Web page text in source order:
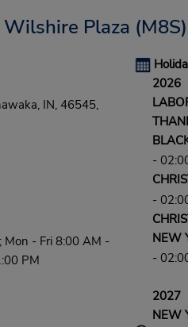
Plaza (M8S)
IN, 46545,
Mon - Fri 8:00 AM -
PM
2026
-
-
NEW
-
2027
NEW